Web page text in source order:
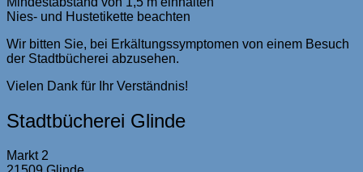
Nies- und Hustetikette beachten
Wir bitten Sie, bei Erkältungssymptomen von einem Besuch
der Stadtbücherei abzusehen.
Vielen Dank für Ihr Verständnis!
Stadtbücherei Glinde
Markt 2